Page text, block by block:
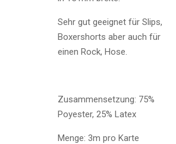
Sehr gut geeignet für Slips,
Boxershorts aber auch für
einen Rock, Hose.
Zusammensetzung: 75%
Poyester, 25% Latex
Menge: 3m pro Karte